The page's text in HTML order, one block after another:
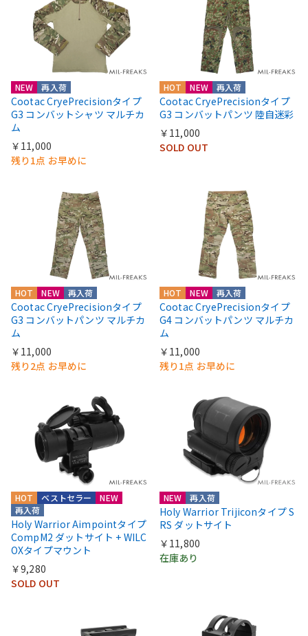
NEW 再入荷
Cootac CryePrecisionタイプ
G3 コンバットシャツ マルチカ
ム
￥11,000
残り1点 お早めに
HOT NEW 再入荷
Cootac CryePrecisionタイプ
G3 コンバットパンツ 陸自迷彩
￥11,000
SOLD OUT
HOT NEW 再入荷
Cootac CryePrecisionタイプ
G3 コンバットパンツ マルチカ
ム
￥11,000
残り2点 お早めに
HOT NEW 再入荷
Cootac CryePrecisionタイプ
G4 コンバットパンツ マルチカ
ム
￥11,000
残り1点 お早めに
HOT
NEW
再入荷
ベストセラー
Holy Warrior Aimpointタイプ
CompM2 ダットサイト + WILC
OXタイプマウント
￥9,280
SOLD OUT
NEW 再入荷
Holy Warrior Trijiconタイプ S
RS ダットサイト
￥11,800
在庫あり